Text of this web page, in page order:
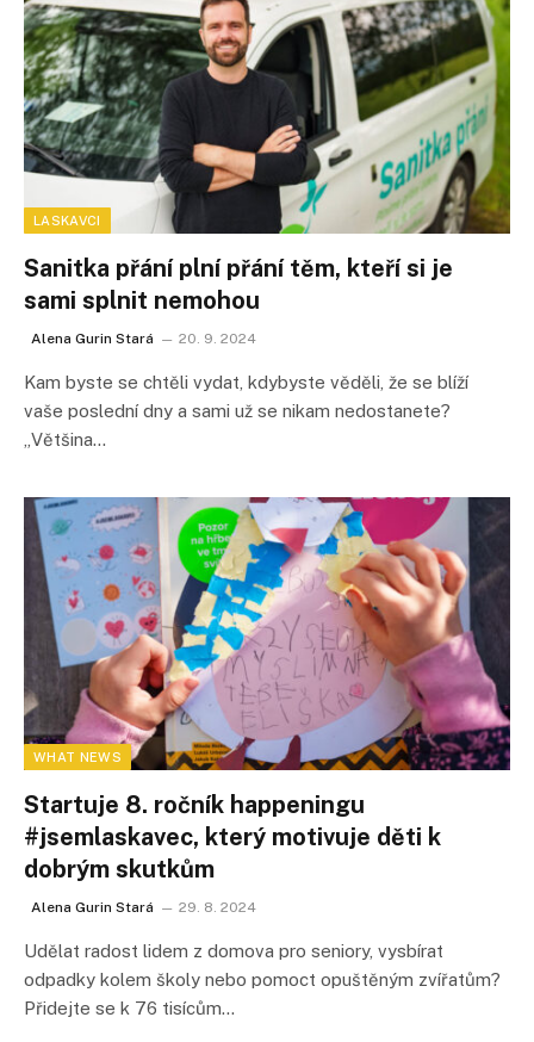
LASKAVCI
Sanitka přání plní přání těm, kteří si je
sami splnit nemohou
Alena Gurin Stará 20. 9. 2024
Kam byste se chtěli vydat, kdybyste věděli, že se blíží
vaše poslední dny a sami už se nikam nedostanete?
„Většina…
WHAT NEWS
Startuje 8. ročník happeningu
#jsemlaskavec, který motivuje děti k
dobrým skutkům
Alena Gurin Stará 29. 8. 2024
Udělat radost lidem z domova pro seniory, vysbírat
odpadky kolem školy nebo pomoct opuštěným zvířatům?
Přidejte se k 76 tisícům…